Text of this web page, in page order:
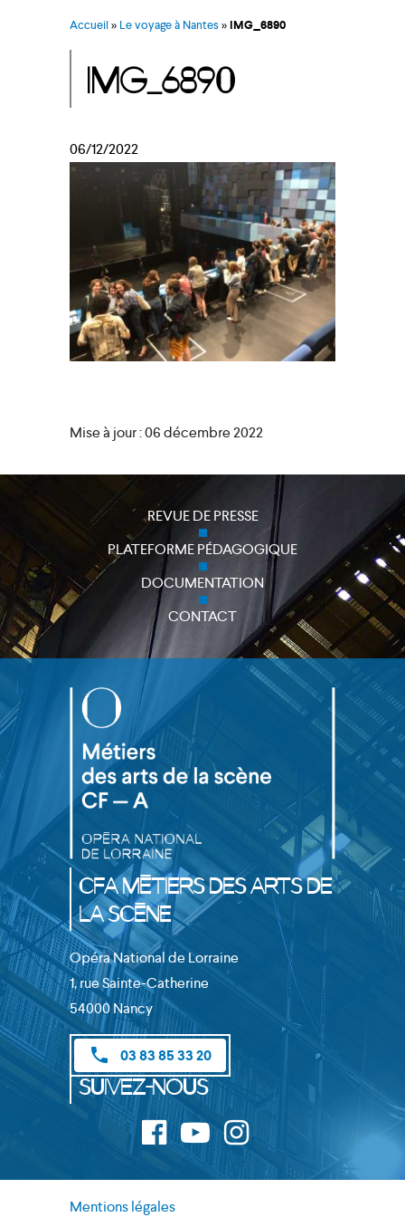
Accueil» Le voyage à Nantes»IMG_6890
IMG_6890
06/12/2022
Mise à jour : 06 décembre 2022
REVUE DE PRESSE
PLATEFORME PÉDAGOGIQUE
DOCUMENTATION
CONTACT
CFA Métiers des Arts de
la Scène
Opéra National de Lorraine
1, rue Sainte-Catherine
54000 Nancy
phone 03 83 85 33 20
Suivez-nous
Mentions légales